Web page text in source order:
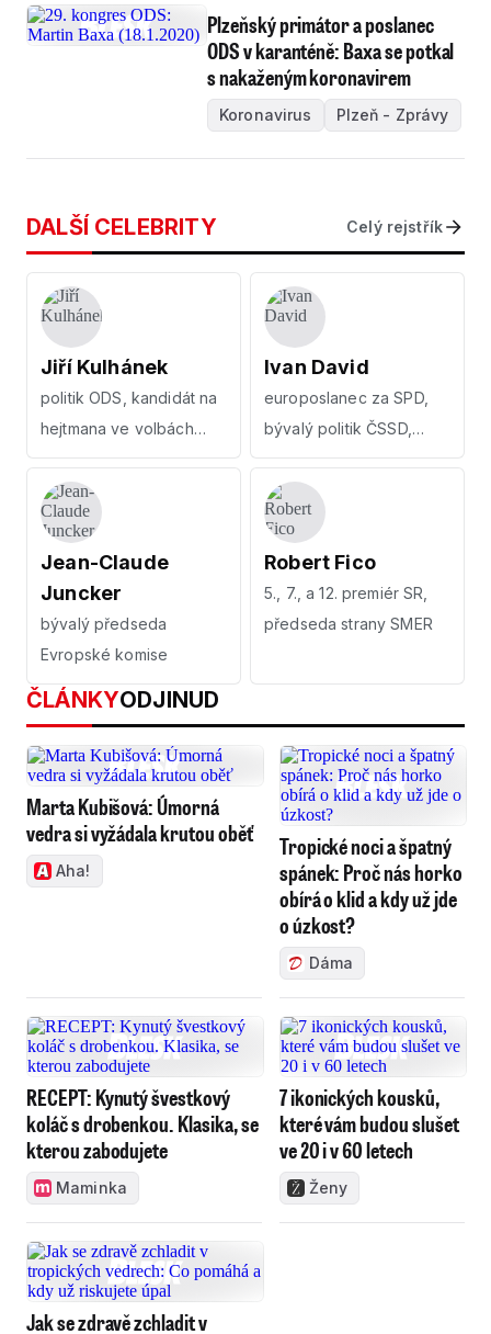
Plzeňský primátor a poslanec
ODS v karanténě: Baxa se potkal
s nakaženým koronavirem
Koronavirus Plzeň - Zprávy
DALŠÍ CELEBRITY Celý rejstřík
Jiří Kulhánek
politik ODS, kandidát na
hejtmana ve volbách
2020
Ivan David
europoslanec za SPD,
bývalý politik ČSSD,
psychiatr
Jean-Claude
Juncker
bývalý předseda
Evropské komise
Robert Fico
5., 7., a 12. premiér SR,
předseda strany SMER
ČLÁNKYODJINUD
Marta Kubišová: Úmorná
vedra si vyžádala krutou oběť
Aha!
Tropické noci a špatný
spánek: Proč nás horko
obírá o klid a kdy už jde
o úzkost?
Dáma
RECEPT: Kynutý švestkový
koláč s drobenkou. Klasika, se
kterou zabodujete
Maminka
7 ikonických kousků,
které vám budou slušet
ve 20 i v 60 letech
Ženy
Jak se zdravě zchladit v